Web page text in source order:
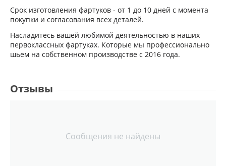
Cрок изготовления фартуков - от 1 до 10 дней с момента
покупки и согласования всех деталей.
Насладитесь вашей любимой деятельностью в наших
первоклассных фартуках. Которые мы профессионально
шьем на собственном производстве с 2016 года.
Отзывы
Сообщения не найдены